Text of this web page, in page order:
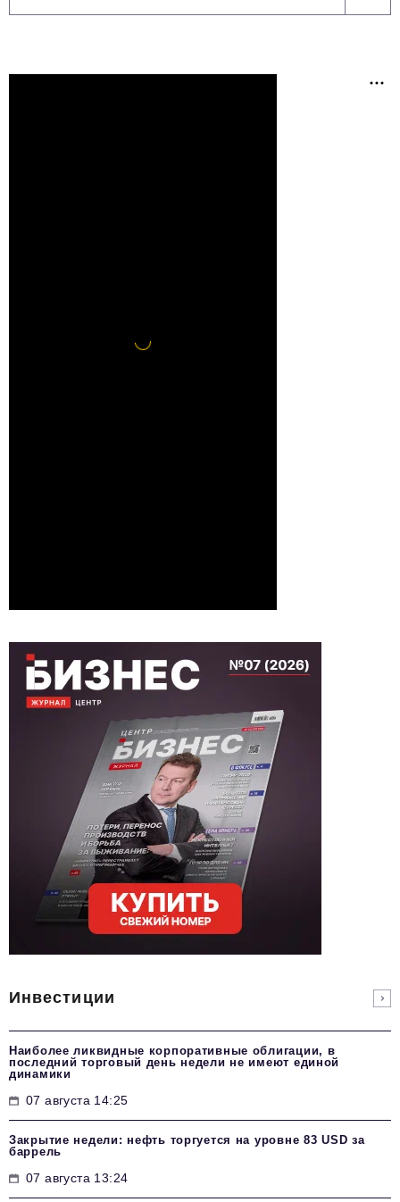
Инвестиции
Наиболее ликвидные корпоративные облигации, в
последний торговый день недели не имеют единой
динамики
07 августа 14:25
Закрытие недели: нефть торгуется на уровне 83 USD за
баррель
07 августа 13:24